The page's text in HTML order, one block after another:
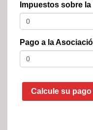
Impuestos sobre
Pago a la
Calcule su pago